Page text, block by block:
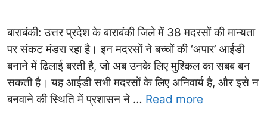
बाराबंकी: उत्तर प्रदेश के बाराबंकी जिले में 38 मदरसों की मान्यता
पर संकट मंडरा रहा है। इन मदरसों ने बच्चों की ‘अपार’ आईडी
बनाने में ढिलाई बरती है, जो अब उनके लिए मुश्किल का सबब बन
सकती है। यह आईडी सभी मदरसों के लिए अनिवार्य है, और इसे न
बनवाने की स्थिति में प्रशासन ने … Read more